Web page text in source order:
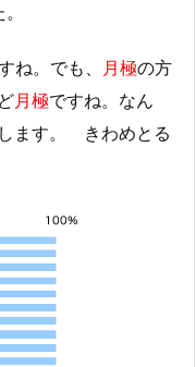
ね。でも、 月極の方
月極ですね。なん
ます。 きわめとる